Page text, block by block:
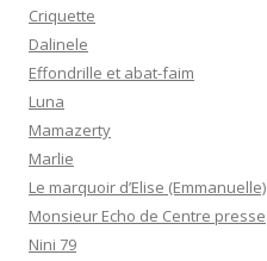
Criquette
Dalinele
Effondrille et abat-faim
Luna
Mamazerty
Marlie
Le marquoir d’Elise (Emmanuelle)
Monsieur Echo de Centre presse
Nini 79